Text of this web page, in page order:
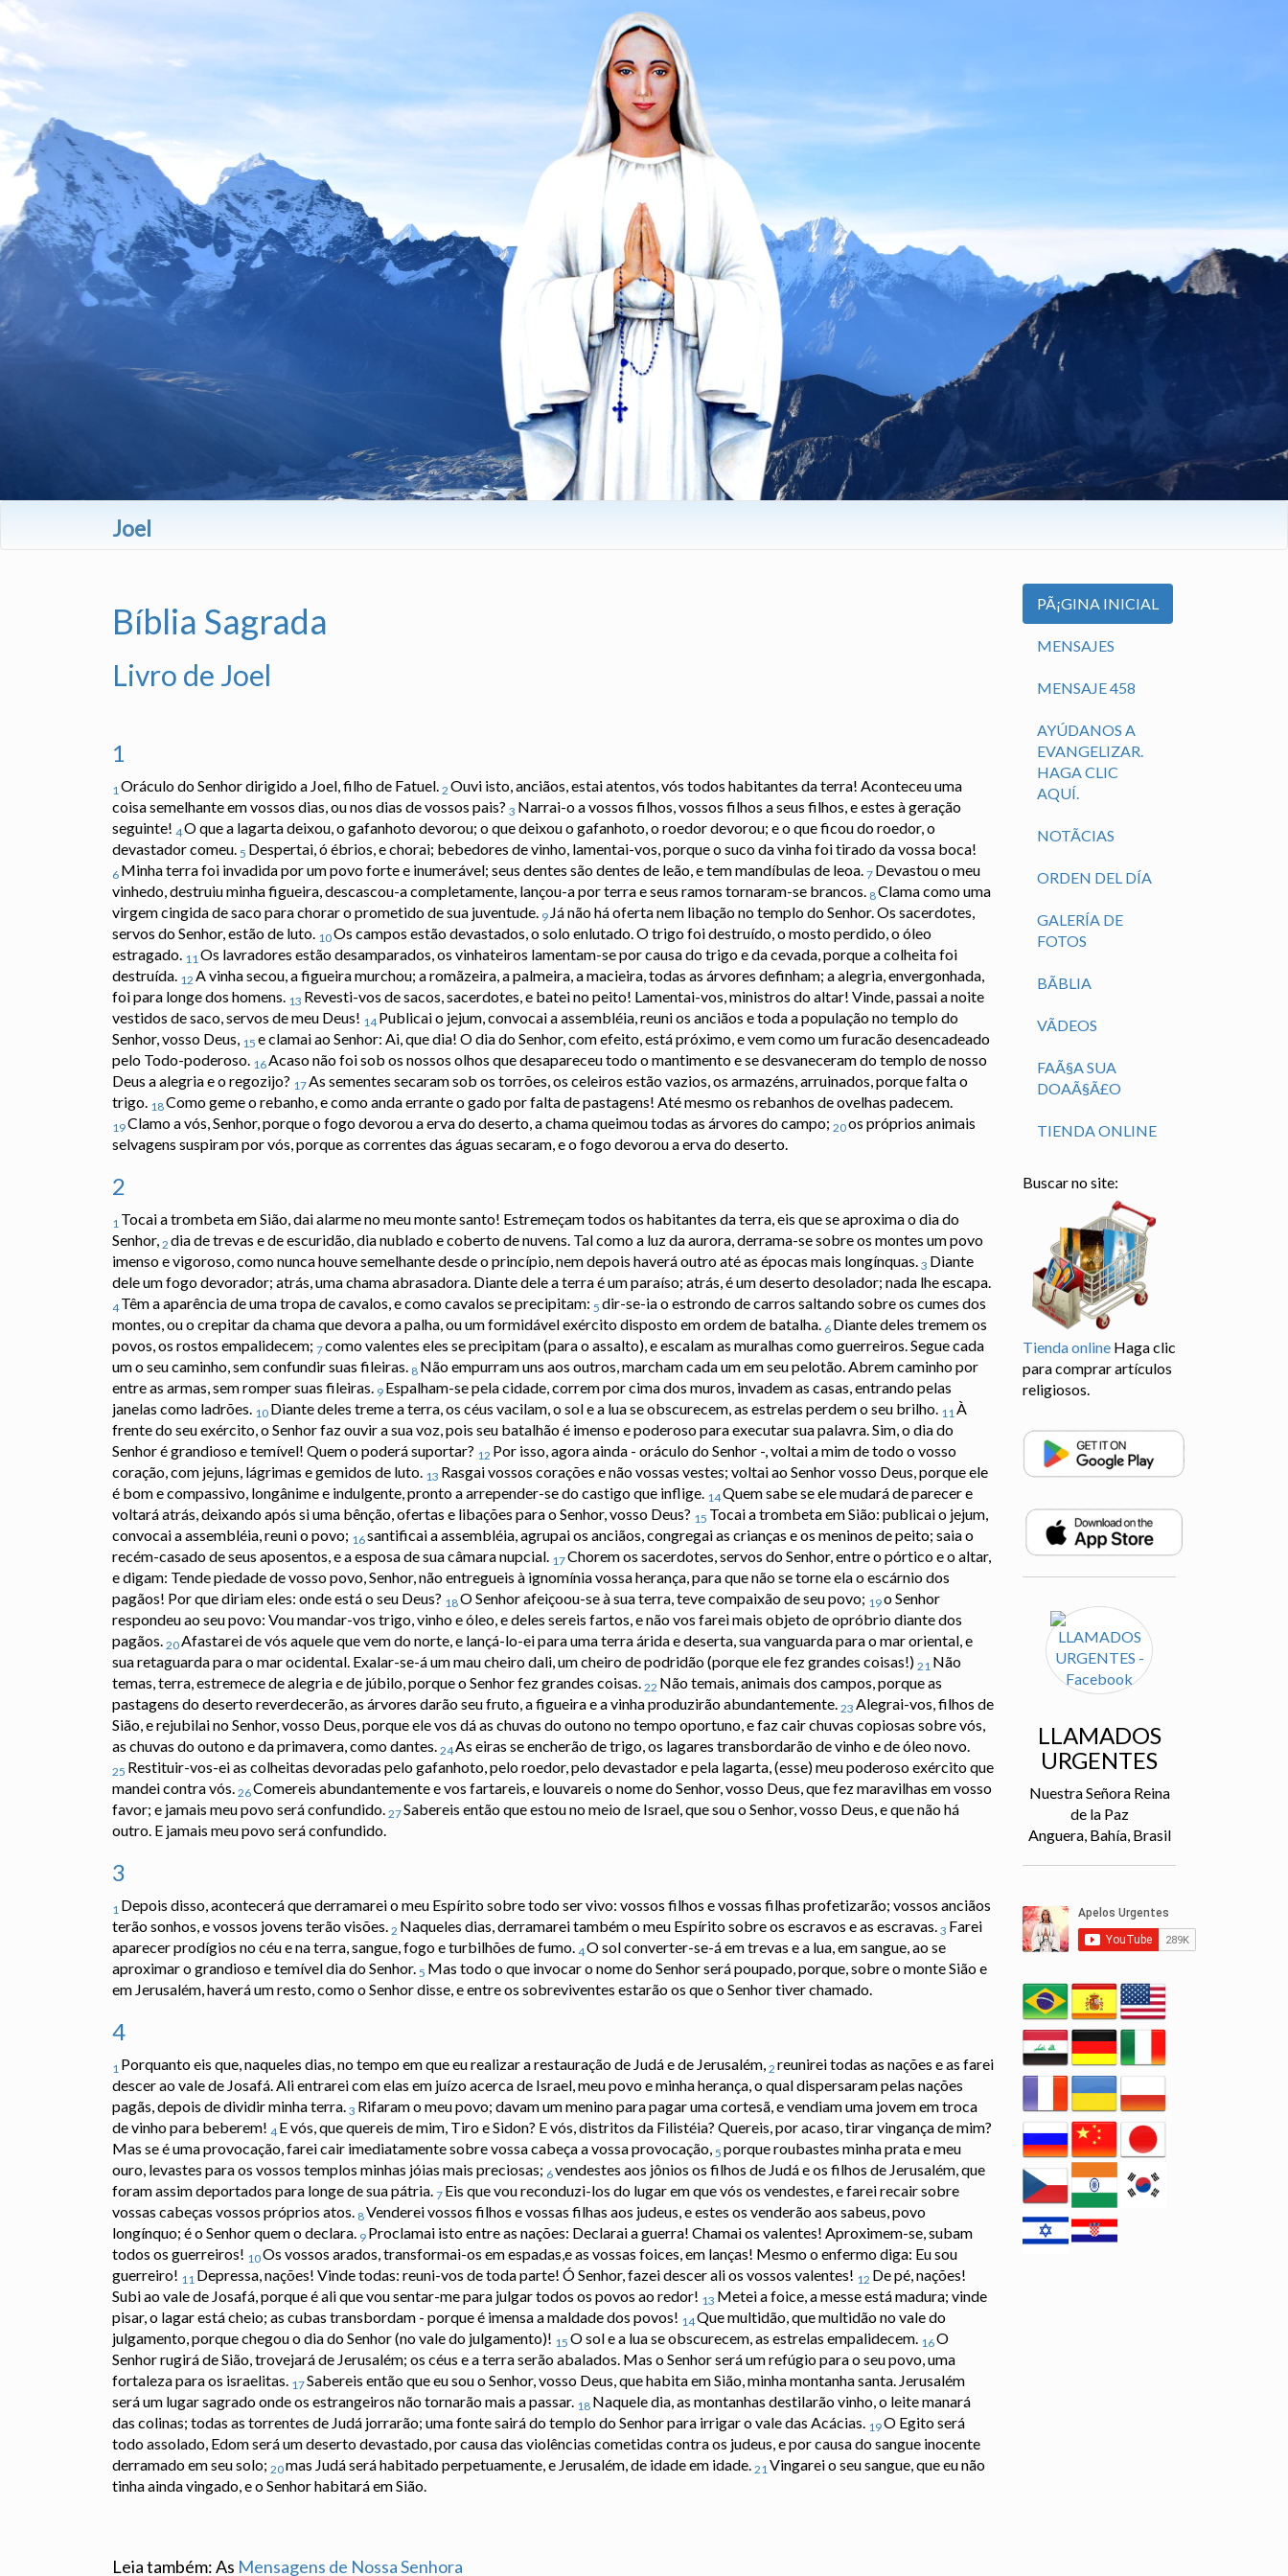
Joel
Bíblia Sagrada
Livro de Joel
1
1Oráculo do Senhor dirigido a Joel, filho de Fatuel. 2 Ouvi isto, anciãos, estai atentos, vós todos habitantes da terra! Aconteceu uma
coisa semelhante em vossos dias, ou nos dias de vossos pais? 3 Narrai-o a vossos filhos, vossos filhos a seus filhos, e estes à geração
seguinte! 4O que a lagarta deixou, o gafanhoto devorou; o que deixou o gafanhoto, o roedor devorou; e o que ficou do roedor, o
devastador comeu. 5 Despertai, ó ébrios, e chorai; bebedores de vinho, lamentai-vos, porque o suco da vinha foi tirado da vossa boca!
6 Minha terra foi invadida por um povo forte e inumerável; seus dentes são dentes de leão, e tem mandíbulas de leoa. 7 Devastou o meu
vinhedo, destruiu minha figueira, descascou-a completamente, lançou-a por terra e seus ramos tornaram-se brancos. 8Clama como uma
virgem cingida de saco para chorar o prometido de sua juventude. 9 Já não há oferta nem libação no templo do Senhor. Os sacerdotes,
servos do Senhor, estão de luto. 10Os campos estão devastados, o solo enlutado. O trigo foi destruído, o mosto perdido, o óleo
estragado. 11Os lavradores estão desamparados, os vinhateiros lamentam-se por causa do trigo e da cevada, porque a colheita foi
destruída. 12 A vinha secou, a figueira murchou; a romãzeira, a palmeira, a macieira, todas as árvores definham; a alegria, envergonhada,
foi para longe dos homens. 13 Revesti-vos de sacos, sacerdotes, e batei no peito! Lamentai-vos, ministros do altar! Vinde, passai a noite
vestidos de saco, servos de meu Deus! 14 Publicai o jejum, convocai a assembléia, reuni os anciãos e toda a população no templo do
Senhor, vosso Deus, 15 e clamai ao Senhor: Ai, que dia! O dia do Senhor, com efeito, está próximo, e vem como um furacão desencadeado
pelo Todo-poderoso. 16Acaso não foi sob os nossos olhos que desapareceu todo o mantimento e se desvaneceram do templo de nosso
Deus a alegria e o regozijo? 17As sementes secaram sob os torrões, os celeiros estão vazios, os armazéns, arruinados, porque falta o
trigo. 18Como geme o rebanho, e como anda errante o gado por falta de pastagens! Até mesmo os rebanhos de ovelhas padecem.
19Clamo a vós, Senhor, porque o fogo devorou a erva do deserto, a chama queimou todas as árvores do campo; 20os próprios animais
selvagens suspiram por vós, porque as correntes das águas secaram, e o fogo devorou a erva do deserto.
2
1 Tocai a trombeta em Sião, dai alarme no meu monte santo! Estremeçam todos os habitantes da terra, eis que se aproxima o dia do
Senhor, 2 dia de trevas e de escuridão, dia nublado e coberto de nuvens. Tal como a luz da aurora, derrama-se sobre os montes um povo
imenso e vigoroso, como nunca houve semelhante desde o princípio, nem depois haverá outro até as épocas mais longínquas. 3 Diante
dele um fogo devorador; atrás, uma chama abrasadora. Diante dele a terra é um paraíso; atrás, é um deserto desolador; nada lhe escapa.
4 Têm a aparência de uma tropa de cavalos, e como cavalos se precipitam: 5 dir-se-ia o estrondo de carros saltando sobre os cumes dos
montes, ou o crepitar da chama que devora a palha, ou um formidável exército disposto em ordem de batalha. 6 Diante deles tremem os
povos, os rostos empalidecem; 7como valentes eles se precipitam (para o assalto), e escalam as muralhas como guerreiros. Segue cada
um o seu caminho, sem confundir suas fileiras. 8 Não empurram uns aos outros, marcham cada um em seu pelotão. Abrem caminho por
entre as armas, sem romper suas fileiras. 9 Espalham-se pela cidade, correm por cima dos muros, invadem as casas, entrando pelas
janelas como ladrões. 10 Diante deles treme a terra, os céus vacilam, o sol e a lua se obscurecem, as estrelas perdem o seu brilho. 11À
frente do seu exército, o Senhor faz ouvir a sua voz, pois seu batalhão é imenso e poderoso para executar sua palavra. Sim, o dia do
Senhor é grandioso e temível! Quem o poderá suportar? 12 Por isso, agora ainda - oráculo do Senhor -, voltai a mim de todo o vosso
coração, com jejuns, lágrimas e gemidos de luto. 13 Rasgai vossos corações e não vossas vestes; voltai ao Senhor vosso Deus, porque ele
é bom e compassivo, longânime e indulgente, pronto a arrepender-se do castigo que inflige. 14Quem sabe se ele mudará de parecer e
voltará atrás, deixando após si uma bênção, ofertas e libações para o Senhor, vosso Deus? 15 Tocai a trombeta em Sião: publicai o jejum,
convocai a assembléia, reuni o povo; 16santificai a assembléia, agrupai os anciãos, congregai as crianças e os meninos de peito; saia o
recém-casado de seus aposentos, e a esposa de sua câmara nupcial. 17Chorem os sacerdotes, servos do Senhor, entre o pórtico e o altar,
e digam: Tende piedade de vosso povo, Senhor, não entregueis à ignomínia vossa herança, para que não se torne ela o escárnio dos
pagãos! Por que diriam eles: onde está o seu Deus? 18O Senhor afeiçoou-se à sua terra, teve compaixão de seu povo; 19o Senhor
respondeu ao seu povo: Vou mandar-vos trigo, vinho e óleo, e deles sereis fartos, e não vos farei mais objeto de opróbrio diante dos
pagãos. 20Afastarei de vós aquele que vem do norte, e lançá-lo-ei para uma terra árida e deserta, sua vanguarda para o mar oriental, e
sua retaguarda para o mar ocidental. Exalar-se-á um mau cheiro dali, um cheiro de podridão (porque ele fez grandes coisas!) 21 Não
temas, terra, estremece de alegria e de júbilo, porque o Senhor fez grandes coisas. 22 Não temais, animais dos campos, porque as
pastagens do deserto reverdecerão, as árvores darão seu fruto, a figueira e a vinha produzirão abundantemente. 23 Alegrai-vos, filhos de
Sião, e rejubilai no Senhor, vosso Deus, porque ele vos dá as chuvas do outono no tempo oportuno, e faz cair chuvas copiosas sobre vós,
as chuvas do outono e da primavera, como dantes. 24As eiras se encherão de trigo, os lagares transbordarão de vinho e de óleo novo.
25 Restituir-vos-ei as colheitas devoradas pelo gafanhoto, pelo roedor, pelo devastador e pela lagarta, (esse) meu poderoso exército que
mandei contra vós. 26Comereis abundantemente e vos fartareis, e louvareis o nome do Senhor, vosso Deus, que fez maravilhas em vosso
favor; e jamais meu povo será confundido. 27Sabereis então que estou no meio de Israel, que sou o Senhor, vosso Deus, e que não há
outro. E jamais meu povo será confundido.
3
1 Depois disso, acontecerá que derramarei o meu Espírito sobre todo ser vivo: vossos filhos e vossas filhas profetizarão; vossos anciãos
terão sonhos, e vossos jovens terão visões. 2 Naqueles dias, derramarei também o meu Espírito sobre os escravos e as escravas. 3 Farei
aparecer prodígios no céu e na terra, sangue, fogo e turbilhões de fumo. 4O sol converter-se-á em trevas e a lua, em sangue, ao se
aproximar o grandioso e temível dia do Senhor. 5 Mas todo o que invocar o nome do Senhor será poupado, porque, sobre o monte Sião e
em Jerusalém, haverá um resto, como o Senhor disse, e entre os sobreviventes estarão os que o Senhor tiver chamado.
4
1 Porquanto eis que, naqueles dias, no tempo em que eu realizar a restauração de Judá e de Jerusalém, 2 reunirei todas as nações e as farei
descer ao vale de Josafá. Ali entrarei com elas em juízo acerca de Israel, meu povo e minha herança, o qual dispersaram pelas nações
pagãs, depois de dividir minha terra. 3 Rifaram o meu povo; davam um menino para pagar uma cortesã, e vendiam uma jovem em troca
de vinho para beberem! 4 E vós, que quereis de mim, Tiro e Sidon? E vós, distritos da Filistéia? Quereis, por acaso, tirar vingança de mim?
Mas se é uma provocação, farei cair imediatamente sobre vossa cabeça a vossa provocação, 5 porque roubastes minha prata e meu
ouro, levastes para os vossos templos minhas jóias mais preciosas; 6vendestes aos jônios os filhos de Judá e os filhos de Jerusalém, que
foram assim deportados para longe de sua pátria. 7 Eis que vou reconduzi-los do lugar em que vós os vendestes, e farei recair sobre
vossas cabeças vossos próprios atos. 8Venderei vossos filhos e vossas filhas aos judeus, e estes os venderão aos sabeus, povo
longínquo; é o Senhor quem o declara. 9 Proclamai isto entre as nações: Declarai a guerra! Chamai os valentes! Aproximem-se, subam
todos os guerreiros! 10Os vossos arados, transformai-os em espadas,e as vossas foices, em lanças! Mesmo o enfermo diga: Eu sou
guerreiro! 11 Depressa, nações! Vinde todas: reuni-vos de toda parte! Ó Senhor, fazei descer ali os vossos valentes! 12 De pé, nações!
Subi ao vale de Josafá, porque é ali que vou sentar-me para julgar todos os povos ao redor! 13 Metei a foice, a messe está madura; vinde
pisar, o lagar está cheio; as cubas transbordam - porque é imensa a maldade dos povos! 14Que multidão, que multidão no vale do
julgamento, porque chegou o dia do Senhor (no vale do julgamento)! 15 O sol e a lua se obscurecem, as estrelas empalidecem. 16O
Senhor rugirá de Sião, trovejará de Jerusalém; os céus e a terra serão abalados. Mas o Senhor será um refúgio para o seu povo, uma
fortaleza para os israelitas. 17Sabereis então que eu sou o Senhor, vosso Deus, que habita em Sião, minha montanha santa. Jerusalém
será um lugar sagrado onde os estrangeiros não tornarão mais a passar. 18 Naquele dia, as montanhas destilarão vinho, o leite manará
das colinas; todas as torrentes de Judá jorrarão; uma fonte sairá do templo do Senhor para irrigar o vale das Acácias. 19O Egito será
todo assolado, Edom será um deserto devastado, por causa das violências cometidas contra os judeus, e por causa do sangue inocente
derramado em seu solo; 20mas Judá será habitado perpetuamente, e Jerusalém, de idade em idade. 21Vingarei o seu sangue, que eu não
tinha ainda vingado, e o Senhor habitará em Sião.
Leia também: As Mensagens de Nossa Senhora
PÃ¡GINA INICIAL
MENSAJES
MENSAJE 458
AYÚDANOS A
EVANGELIZAR.
HAGA CLIC
AQUÍ.
NOTÃ­CIAS
ORDEN DEL DÍA
GALERÍA DE
FOTOS
BÃ­BLIA
VÃ­DEOS
FAÃ§A SUA
DOAÃ§Ã£O
TIENDA ONLINE
Buscar no site:
Tienda online Haga clic
para comprar artículos
religiosos.
LLAMADOS
URGENTES
Nuestra Señora Reina
de la Paz
Anguera, Bahía, Brasil